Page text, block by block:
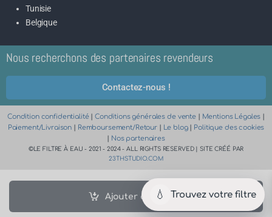
Ajouter au panier
Tunisie
Belgique
Nous recherchons des partenaires revendeurs
Contactez-nous !
Condition confidentialité|Conditions générales de vente| Mentions Légales |
Paiement/Livraison | Remboursement/Retour | Le blog| Politique des cookies
| Nos partenaires
©LE FILTRE À EAU - 2021 - 2024 - ALL RIGHTS RESERVED | SITE CRÉÉ PAR
23THSTUDIO.COM
💧 Trouvez votre filtre